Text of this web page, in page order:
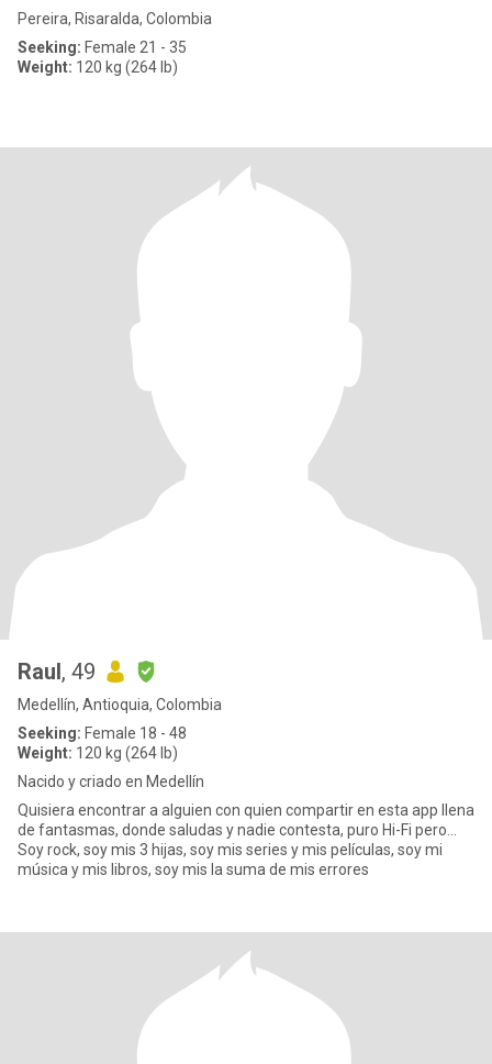
Pereira, Risaralda, Colombia
Seeking: Female 21 - 35
Weight: 120 kg (264 lb)
Raul, 49
Medellín, Antioquia, Colombia
Seeking: Female 18 - 48
Weight: 120 kg (264 lb)
Nacido y criado en Medellín
Quisiera encontrar a alguien con quien compartir en esta app llena
de fantasmas, donde saludas y nadie contesta, puro Hi-Fi pero...
Soy rock, soy mis 3 hijas, soy mis series y mis películas, soy mi
música y mis libros, soy mis la suma de mis errores